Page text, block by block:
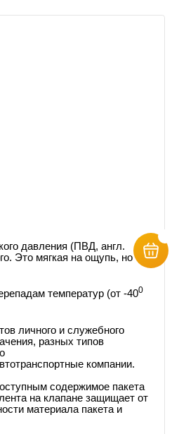
давления (ПВД, англ.
Это мягкая на ощупь, но
температур (от -400
личного и служебного
разных типов
компании.
содержимое пакета
на клапане защищает от
материала пакета и